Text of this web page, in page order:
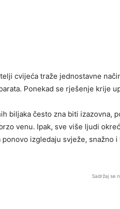
cvijeća traže jednostavne
Ponekad se rješenje krije
biljaka često zna biti izazovna,
venu. Ipak, sve više ljudi
ponovo izgledaju svježe, snažno
Sadržaj se